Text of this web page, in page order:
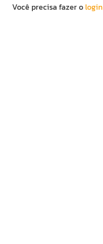
Você precisa fazer o login